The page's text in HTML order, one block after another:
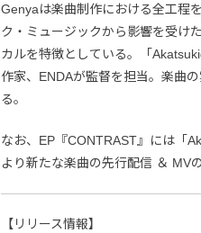
Genyaは楽曲制作における全工程
ク・ミュージックから影響を受け
カルを特徴としている。「
作家、ENDAが監督を担当。楽曲
る。
なお、EP『CONTRAST』には「
より新たな楽曲の先行配信 ＆ MV
【リリース情報】